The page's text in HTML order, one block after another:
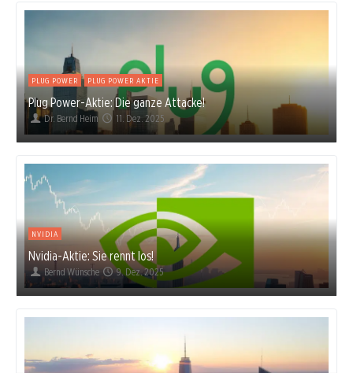
PLUG POWER PLUG POWER AKTIE
Plug Power-Aktie: Die ganze Attacke!
Dr. Bernd Heim 11. Dez. 2025
NVIDIA
Nvidia-Aktie: Sie rennt los!
Bernd Wünsche 9. Dez. 2025